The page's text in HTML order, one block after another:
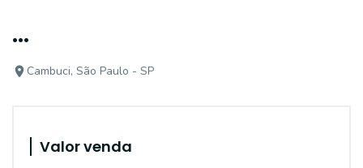
...
Cambuci, São Paulo - SP
Valor venda